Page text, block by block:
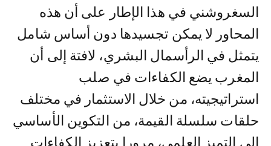
السغروشني في هذا الإطار على أن هذه
المحاور لا يمكن تجسيدها دون أساس شامل
يتمثل في الرأسمال البشري، لافتة إلى أن
المغرب يضع الكفاءات في صلب
استراتيجيته، من خلال الاستثمار في مختلف
حلقات سلسلة القيمة، من التكوين الأساسي